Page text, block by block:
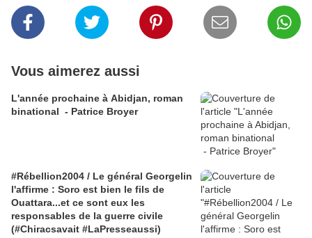
Vous aimerez aussi
L'année prochaine à Abidjan, roman
binational - Patrice Broyer
#Rébellion2004 / Le général Georgelin
l'affirme : Soro est bien le fils de
Ouattara...et ce sont eux les
responsables de la guerre civile
(#Chiracsavait #LaPresseaussi)